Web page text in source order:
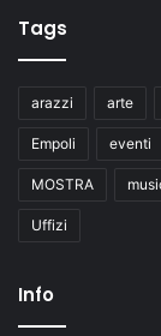
Tags
arazzi arte
Empoli eventi
MOSTRA
Uffizi
Info